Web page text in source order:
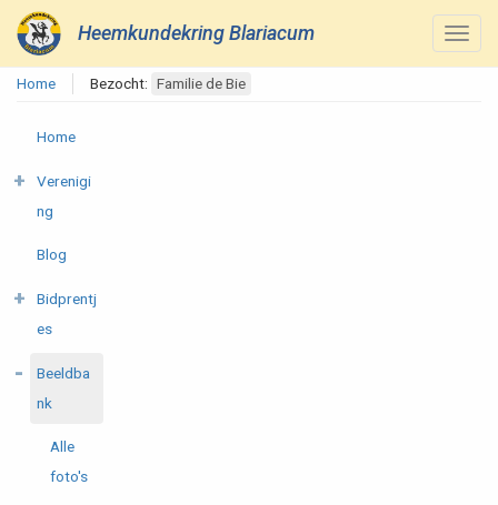
Heemkundekring Blariacum
Home Bezocht: Familie de Bie
Home
Verenigi
ng
Blog
Bidprentj
es
Beeldba
nk
Alle
foto's